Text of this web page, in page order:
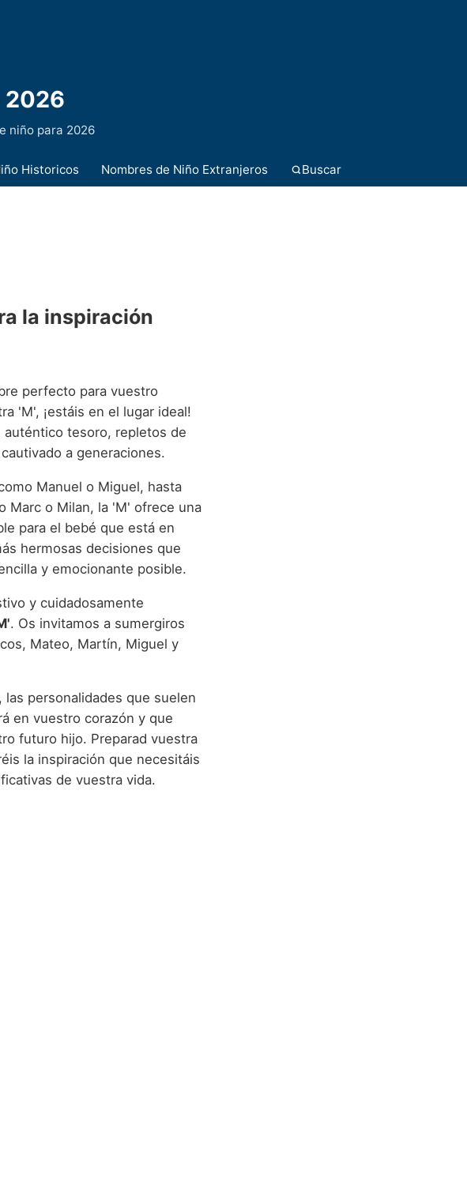
2026
niño para 2026
Historicos Nombres de Niño Extranjeros Buscar
la inspiración
perfecto para vuestro
'M', ¡estáis en el lugar ideal!
auténtico tesoro, repletos de
a generaciones.
Manuel o Miguel, hasta
Marc o Milan, la 'M' ofrece una
para el bebé que está en
hermosas decisiones que
y emocionante posible.
y cuidadosamente
. Os invitamos a sumergiros
Mateo, Martín, Miguel y
personalidades que suelen
en vuestro corazón y que
futuro hijo. Preparad vuestra
la inspiración que necesitáis
de vuestra vida.